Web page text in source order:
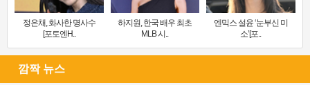
정은채, 화사한 명사수
[포토엔H..
하지원, 한국 배우 최초
MLB 시..
엔믹스 설윤 ‘눈부신 미
소’[포..
깜짝 뉴스